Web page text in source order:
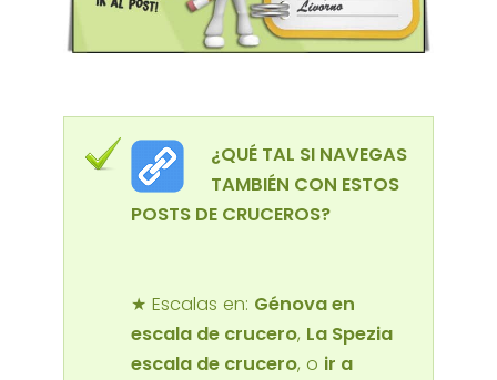
¿QUÉ TAL SI NAVEGAS
TAMBIÉN CON ESTOS
POSTS DE CRUCEROS?
★ Escalas en: Génova en
escala de crucero, La Spezia
escala de crucero, o ir a